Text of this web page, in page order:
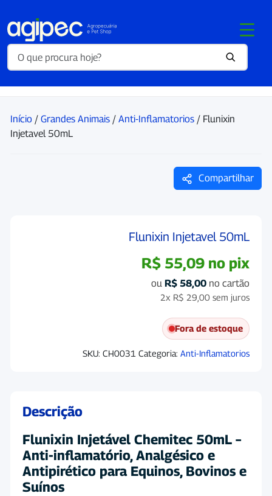
Início / Grandes Animais / Anti-Inflamatorios / Flunixin
Injetavel 50mL
Compartilhar
Flunixin Injetavel 50mL
R$ 55,09 no pix
ou R$ 58,00 no cartão
2x R$ 29,00 sem juros
Fora de estoque
SKU: CH0031 Categoria: Anti-Inflamatorios
Descrição
Flunixin Injetável Chemitec 50mL –
Anti-inflamatório, Analgésico e
Antipirético para Equinos, Bovinos e
Suínos